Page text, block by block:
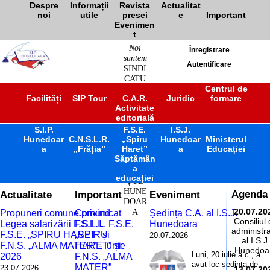
Despre
noi
Informații
utile
Revista
presei
Actualitat
e
Important
Evenimen
t
Înregistrare
Autentificare
Noi
suntem
SINDI
CATU
ÎNVĂ
ȚĂM
ÂNT
PREU
NIVE
RSITA
R
JUDE
ȚUL
HUNE
DOAR
A
Facilități SIP Tour C.A.R. Juridic
Centrul de
formare
Activitate
editorială
S.I.P.
Hunedoar
a
C.N.S.L.R.
„Frăția”
F.S.E.
„Spiru
Haret”
I.S.J.
Hunedoar
a
Ministerul
Educației
Săptămân
a
educației
Agenda
Consiliul
al I.S.J.
Actualitate
Propuneri comune privind
Legea salarizării F.S.L.I.,
F.S.E. „SPIRU HARET” și
F.N.S. „ALMA MATER” - iunie
2026
23.07.2026
Important
Comunicat
F.S.L.I., F.S.E.
„SPIRU
HARET” și
F.N.S. „ALMA
MATER”
Eveniment
Ședința C.A. al I.S.J.
Hunedoara
20.07.2026
Luni, 20 iulie a.c., a
avut loc ședința de